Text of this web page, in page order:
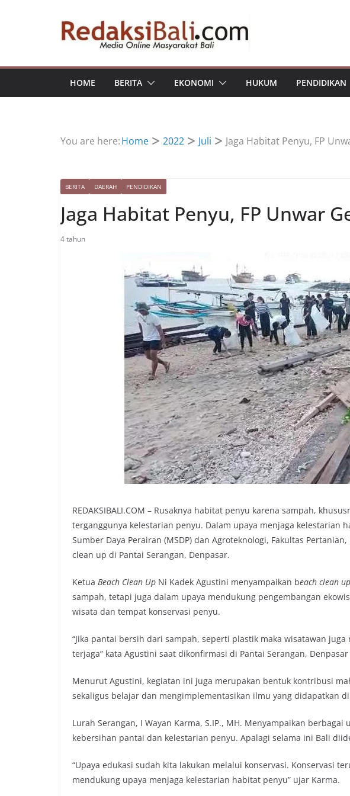
HOME BERITA EKONOMI HUKUM PENDIDIKAN
You are here:Home 2022 Juli Jaga Habitat Penyu, FP
BERITA DAERAH PENDIDIKAN
Jaga Habitat Penyu, FP Unwar
4 tahun
REDAKSIBALI.COM – Rusaknya habitat penyu karena sampah,
terganggunya kelestarian penyu. Dalam upaya menjaga kelestarian
Sumber Daya Perairan (MSDP) dan Agroteknologi, Fakultas
clean up di Pantai Serangan, Denpasar.
Ketua Beach Clean Up Ni Kadek Agustini menyampaikan beach clean up
sampah, tetapi juga dalam upaya mendukung pengembangan
wisata dan tempat konservasi penyu.
“Jika pantai bersih dari sampah, seperti plastik maka wisatawan
terjaga” kata Agustini saat dikonfirmasi di Pantai Serangan,
Menurut Agustini, kegiatan ini juga merupakan bentuk kontribusi
sekaligus belajar dan mengimplementasikan ilmu yang didapatkan
Lurah Serangan, I Wayan Karma, S.IP., MH. Menyampaikan
kebersihan pantai dan kelestarian penyu. Apalagi selama ini Bali
“Upaya edukasi sudah kita lakukan melalui konservasi. Konservasi
mendukung upaya menjaga kelestarian habitat penyu” ujar Karma.